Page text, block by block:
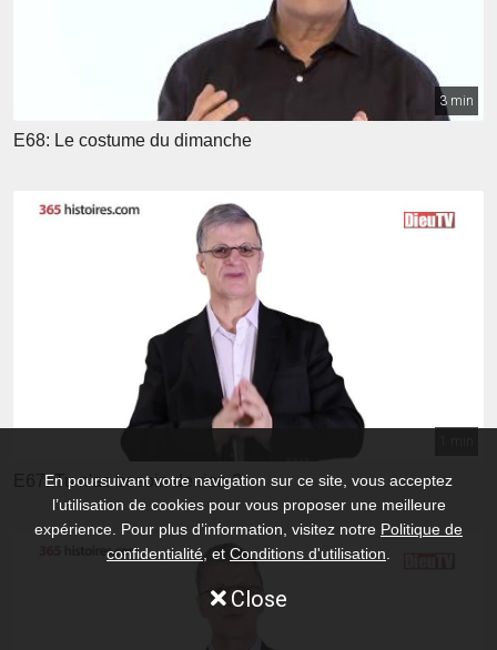
3 min
E68: Le costume du dimanche
E67: Tu n'as besoin de rien ?
En poursuivant votre navigation sur ce site, vous acceptez
l’utilisation de cookies pour vous proposer une meilleure
expérience. Pour plus d’information, visitez notre Politique de
confidentialité , et Conditions d'utilisation